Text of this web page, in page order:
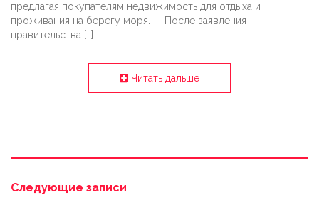
предлагая покупателям недвижимость для отдыха и
проживания на берегу моря. После заявления
правительства […]
Читать дальше
Следующие записи